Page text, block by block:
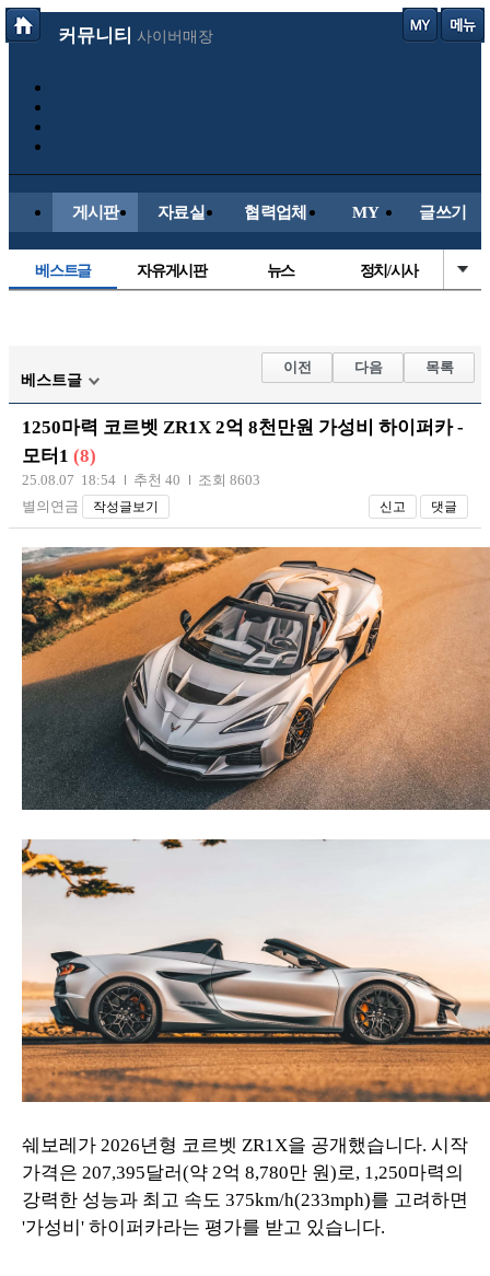
커뮤니티 사이버매장
게시판 자료실 협력업체 MY 글쓰기
베스트글 자유게시판 뉴스 정치/시사
해외축구
국내축구
베스트글
이전 다음 목록
1250마력 코르벳 ZR1X 2억 8천만원 가성비 하이퍼카 -
모터1 (8)
25.08.07 18:54 추천 40
조회 8603
별의연금
작성글보기 신고 댓글
쉐보레가 2026년형 코르벳 ZR1X을 공개했습니다. 시작
가격은 207,395달러(약 2억 8,780만 원)로, 1,250마력의
강력한 성능과 최고 속도 375km/h(233mph)를 고려하면
'가성비' 하이퍼카라는 평가를 받고 있습니다.